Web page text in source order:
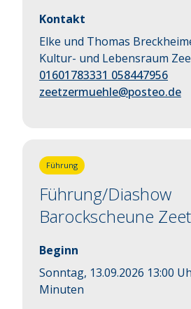
Kontakt
Elke und Thomas
Kultur- und Lebensraum
01601783331 058447956
zeetzermuehle@posteo.de
Führung
Führung/Diashow
Barockscheune
Beginn
Sonntag, 13.09.2026 13:00
Minuten